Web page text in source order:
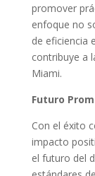
promover
enfoque no
de eficiencia
contribuye a
Miami.
Futuro
Con el éxito
impacto
el futuro del